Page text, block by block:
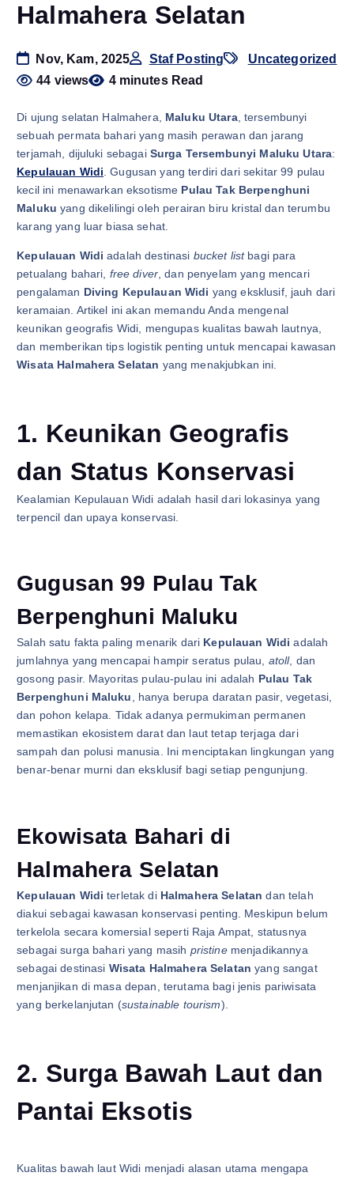
Halmahera Selatan
Nov, Kam, 2025 Staf Posting
Uncategorized
44 views
4 minutes Read
Di ujung selatan Halmahera, Maluku Utara, tersembunyi
sebuah permata bahari yang masih perawan dan jarang
terjamah, dijuluki sebagai Surga Tersembunyi Maluku Utara:
Kepulauan Widi . Gugusan yang terdiri dari sekitar 99 pulau
kecil ini menawarkan eksotisme Pulau Tak Berpenghuni
Maluku yang dikelilingi oleh perairan biru kristal dan terumbu
karang yang luar biasa sehat.
Kepulauan Widi adalah destinasi bucket listbagi para
petualang bahari, free diver , dan penyelam yang mencari
pengalaman Diving Kepulauan Widi yang eksklusif, jauh dari
keramaian. Artikel ini akan memandu Anda mengenal
keunikan geografis Widi, mengupas kualitas bawah lautnya,
dan memberikan tips logistik penting untuk mencapai kawasan
Wisata Halmahera Selatan yang menakjubkan ini.
1. Keunikan Geografis
dan Status Konservasi
Kealamian Kepulauan Widi adalah hasil dari lokasinya yang
terpencil dan upaya konservasi.
Gugusan 99 Pulau Tak
Berpenghuni Maluku
Salah satu fakta paling menarik dari Kepulauan Widi adalah
jumlahnya yang mencapai hampir seratus pulau, atoll, dan
gosong pasir. Mayoritas pulau-pulau ini adalah Pulau Tak
Berpenghuni Maluku, hanya berupa daratan pasir, vegetasi,
dan pohon kelapa. Tidak adanya permukiman permanen
memastikan ekosistem darat dan laut tetap terjaga dari
sampah dan polusi manusia. Ini menciptakan lingkungan yang
benar-benar murni dan eksklusif bagi setiap pengunjung.
Ekowisata Bahari di
Halmahera Selatan
Kepulauan Widi terletak di Halmahera Selatan dan telah
diakui sebagai kawasan konservasi penting. Meskipun belum
terkelola secara komersial seperti Raja Ampat, statusnya
sebagai surga bahari yang masih pristinemenjadikannya
sebagai destinasi Wisata Halmahera Selatan yang sangat
menjanjikan di masa depan, terutama bagi jenis pariwisata
yang berkelanjutan (sustainable tourism).
2. Surga Bawah Laut dan
Pantai Eksotis
Kualitas bawah laut Widi menjadi alasan utama mengapa